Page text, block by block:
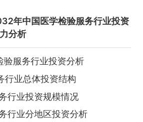
年中国医学检验服务行业投资
分析
验服务行业投资分析
行业总体投资结构
行业投资规模情况
行业分地区投资分析